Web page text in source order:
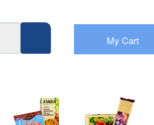
My Cart